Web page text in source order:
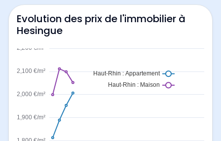
Evolution des prix de l'immobilier à
Hesingue